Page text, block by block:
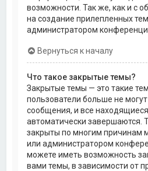
возможности. Так же, как и с
на создание прилепленных
администратором
Вернуться к началу
Что такое закрытые темы?
Закрытые темы — это такие
пользователи больше не
сообщения, и все
автоматически завершаются.
закрыты по многим причинам
или администратором
можете иметь возможность
вами темы, в зависимости от